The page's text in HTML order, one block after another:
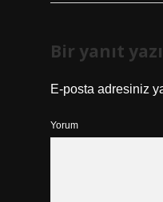
Bir yanıt
E-posta adresiniz
Yorum